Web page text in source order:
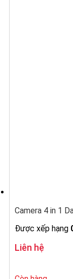
Camera 4 in 1
Được xếp hạng
Liên hệ